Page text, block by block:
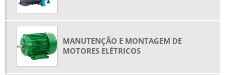
MANUTENÇÃO PREVENTIVA MOTORES CC
MOTOR DE CORRENTE ALTERNADA
MOTOR DE INDUÇÃO TRIFÁSICO
MOTORES ELÉTRICOS DE INDUÇÃO
MANUTENÇÃO E MONTAGEM DE
MOTORES ELÉTRICOS